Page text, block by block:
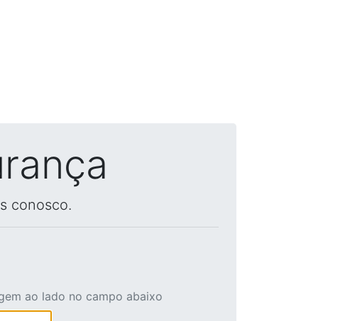
conosco.
ao lado no campo abaixo